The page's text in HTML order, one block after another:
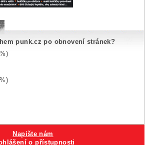
punk.cz po obnovení stránek?
Napište nám
o přístupnosti